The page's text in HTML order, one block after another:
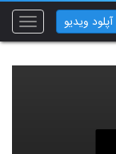
Toggle
آپلود ویدیو